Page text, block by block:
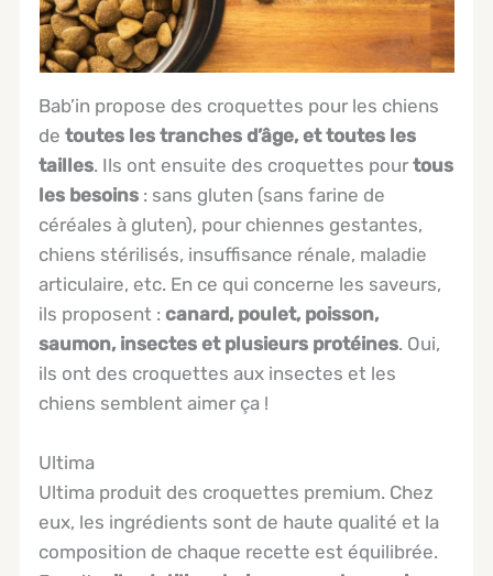
Bab’in propose des croquettes pour les chiens
de toutes les tranches d’âge, et toutes les
tailles. Ils ont ensuite des croquettes pourtous
les besoins : sans gluten (sans farine de
céréales à gluten), pour chiennes gestantes,
chiens stérilisés, insuffisance rénale, maladie
articulaire, etc. En ce qui concerne les saveurs,
ils proposent :canard, poulet, poisson,
saumon, insectes et plusieurs protéines. Oui,
ils ont des croquettes aux insectes et les
chiens semblent aimer ça !
Ultima
Ultima produit des croquettes premium. Chez
eux, les ingrédients sont de haute qualité et la
composition de chaque recette est équilibrée.